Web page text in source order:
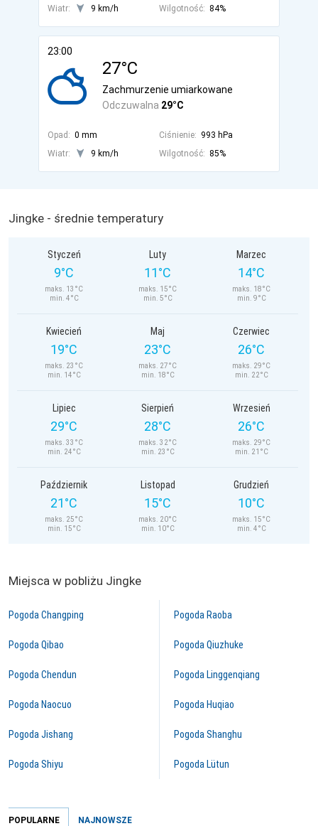
Wiatr: 9 km/h Wilgotność: 84%
23:00
27°C
Odczuwalna 29°C
Zachmurzenie umiarkowane
Opad: 0 mm Ciśnienie: 993 hPa
Wiatr:
9 km/h Wilgotność: 85%
Jingke - średnie temperatury
Styczeń
9°C
maks. 13°C
min. 4°C
Luty
11°C
maks. 15°C
min. 5°C
Marzec
14°C
maks. 18°C
min. 9°C
Kwiecień
19°C
maks. 23°C
min. 14°C
Maj
23°C
maks. 27°C
min. 18°C
Czerwiec
26°C
maks. 29°C
min. 22°C
Lipiec
29°C
maks. 33°C
min. 24°C
Sierpień
28°C
maks. 32°C
min. 23°C
Wrzesień
26°C
maks. 29°C
min. 21°C
Październik
21°C
maks. 25°C
min. 15°C
Listopad
15°C
maks. 20°C
min. 10°C
Grudzień
10°C
maks. 15°C
min. 4°C
Miejsca w pobliżu Jingke
Pogoda Changping
Pogoda Qibao
Pogoda Chendun
Pogoda Naocuo
Pogoda Jishang
Pogoda Shiyu
Pogoda Raoba
Pogoda Qiuzhuke
Pogoda Linggenqiang
Pogoda Huqiao
Pogoda Shanghu
Pogoda Lütun
POPULARNE NAJNOWSZE